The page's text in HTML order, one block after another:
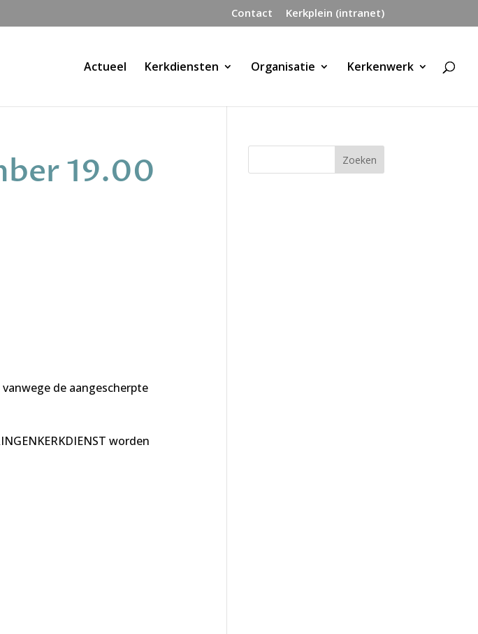
Contact Kerkplein (intranet)
Actueel Kerkdiensten Organisatie Kerkenwerk
19.00
de aangescherpte
worden